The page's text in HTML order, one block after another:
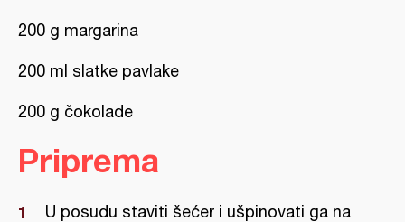
200 g margarina
200 ml slatke pavlake
200 g čokolade
Priprema
U posudu staviti šećer i ušpinovati ga na